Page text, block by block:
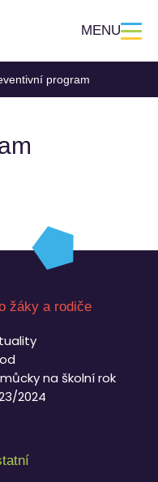
MENU
program
žáky a rodiče
na školní rok
2024